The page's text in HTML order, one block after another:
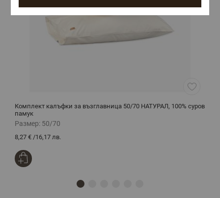
Комплект калъфки за възглавница 50/70 НАТУРАЛ, 100% суров
памук
Размер: 50/70
8,27 € /16,17 лв.